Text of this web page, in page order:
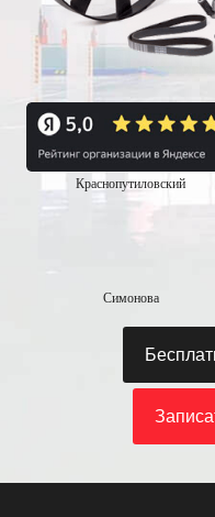
Краснопутиловский
Симонова